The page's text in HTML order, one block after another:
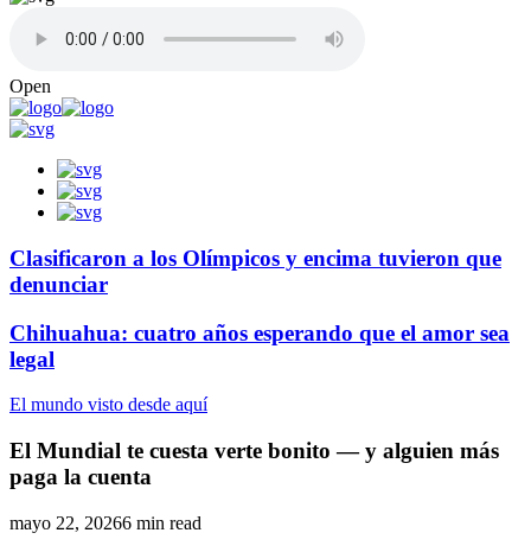
Open
Clasificaron a los Olímpicos y encima tuvieron que
denunciar
Chihuahua: cuatro años esperando que el amor sea
legal
El mundo visto desde aquí
El Mundial te cuesta verte bonito — y alguien más
paga la cuenta
mayo 22, 20266 min read